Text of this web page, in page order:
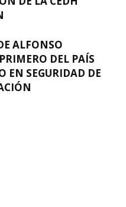
ALFONSO
DEL PAÍS
EN SEGURIDAD DE